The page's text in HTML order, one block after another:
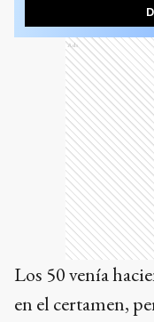
Ads
Los 50 venía
en el certamen,